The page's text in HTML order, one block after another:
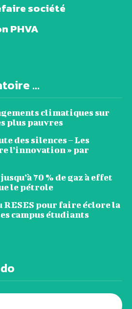
société
PHVA
...
climatiques sur
plus pauvres
des silences – Les
l’innovation » par
70 % de gaz à effet
le pétrole
pour faire éclore la
campus étudiants